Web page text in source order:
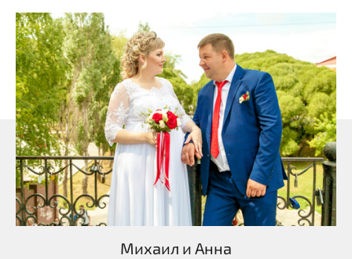
Михаил и Анна